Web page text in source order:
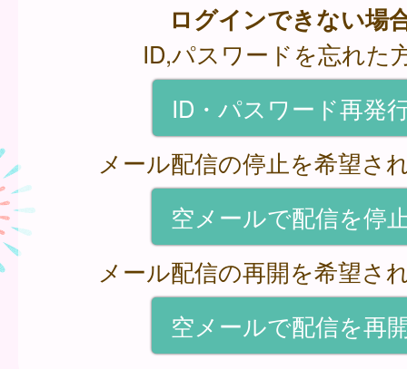
ログインできない場
ID,パスワードを忘れた
ID・パスワード再発
メール配信の停止を希望さ
空メールで配信を停
メール配信の再開を希望さ
空メールで配信を再